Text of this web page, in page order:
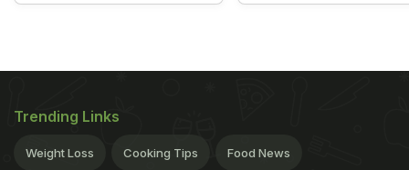
Trending Links
Weight Loss Cooking Tips Food News